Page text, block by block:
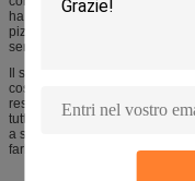
ha intrapreso un'azione verso
pizza congelata di Celeste che
sera.
Il solo modo provato ottenere i
costoso della pizza sta
resistere alle temperature
tutto la crosta per i risultati più
a seriamente sul vostro gioco
farlo che acquistando una